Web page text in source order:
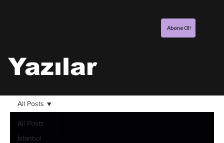
Abone Ol!
Yazılar
All Posts
İstanbul
All Posts